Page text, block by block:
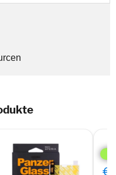
Real